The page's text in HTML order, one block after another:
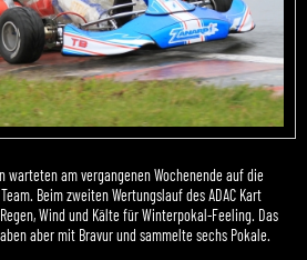
warteten am vergangenen Wochenende auf die
Beim zweiten Wertungslauf des ADAC Kart
Wind und Kälte für Winterpokal-Feeling. Das
aber mit Bravur und sammelte sechs Pokale.